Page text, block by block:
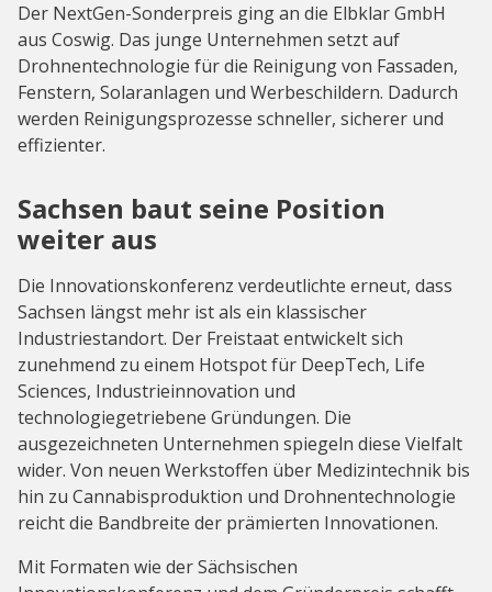
Der NextGen-Sonderpreis ging an die Elbklar GmbH
aus Coswig. Das junge Unternehmen setzt auf
Drohnentechnologie für die Reinigung von Fassaden,
Fenstern, Solaranlagen und Werbeschildern. Dadurch
werden Reinigungsprozesse schneller, sicherer und
effizienter.
Sachsen baut seine Position
weiter aus
Die Innovationskonferenz verdeutlichte erneut, dass
Sachsen längst mehr ist als ein klassischer
Industriestandort. Der Freistaat entwickelt sich
zunehmend zu einem Hotspot für DeepTech, Life
Sciences, Industrieinnovation und
technologiegetriebene Gründungen. Die
ausgezeichneten Unternehmen spiegeln diese Vielfalt
wider. Von neuen Werkstoffen über Medizintechnik bis
hin zu Cannabisproduktion und Drohnentechnologie
reicht die Bandbreite der prämierten Innovationen.
Mit Formaten wie der Sächsischen